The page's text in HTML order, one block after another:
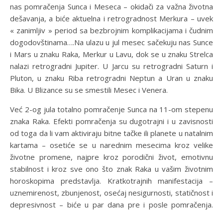
nas pomračenja Sunca i Meseca – okidači za važna životna
dešavanja, a biće aktuelna i retrogradnost Merkura – uvek
« zanimljiv » period sa bezbrojnim komplikacijama i čudnim
dogodovštinama….Na ulazu u jul mesec sačekuju nas Sunce
i Mars u znaku Raka, Merkur u Lavu, dok se u znaku Strelca
nalazi retrogradni Jupiter. U Jarcu su retrogradni Saturn i
Pluton, u znaku Riba retrogradni Neptun a Uran u znaku
Bika. U Blizance su se smestili Mesec i Venera.
Već 2-og jula totalno pomračenje Sunca na 11-om stepenu
znaka Raka. Efekti pomračenja su dugotrajni i u zavisnosti
od toga da li vam aktiviraju bitne tačke ili planete u natalnim
kartama – osetiće se u narednim mesecima kroz velike
životne promene, najpre kroz porodični život, emotivnu
stabilnost i kroz sve ono što znak Raka u vašim životnim
horoskopima predstavlja. Kratkotrajnih manifestacija –
uznemirenost, zbunjenost, osećaj nesigurnosti, statičnost i
depresivnost – biće u par dana pre i posle pomračenja.